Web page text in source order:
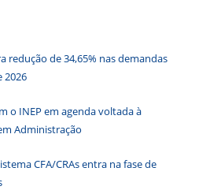
p er dl
redução de 34,65% nas demandas
2026
o INEP em agenda voltada à
Administração
CFA/CRAs entra na fase de